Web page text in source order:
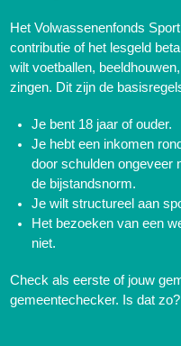
Het Volwassenenfonds
contributie of het lesgeld
wilt voetballen,
zingen. Dit zijn de
Je bent 18 jaar of ouder.
Je hebt een inkomen
door schulden ongeveer
de bijstandsnorm.
Je wilt structureel aan
Het bezoeken van een
niet.
Check als eerste of jouw
gemeentechecker. Is dat